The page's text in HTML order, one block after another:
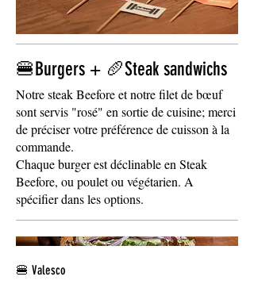
🍔Burgers + 🥖Steak sandwichs
Notre steak Beefore et notre filet de bœuf
sont servis "rosé" en sortie de cuisine; merci
de préciser votre préférence de cuisson à la
commande.
Chaque burger est déclinable en Steak
Beefore, ou poulet ou végétarien. A
spécifier dans les options.
🍔 Valesco